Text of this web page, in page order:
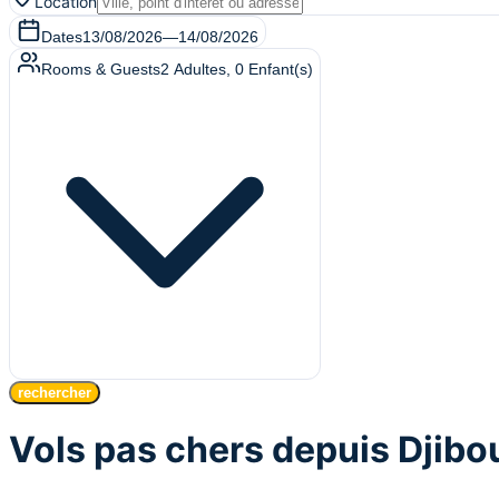
Dates13/08/2026—14/08/2026
Rooms & Guests2 Adultes 0 Enfant(s)
rechercher
Vols pas chers depuis